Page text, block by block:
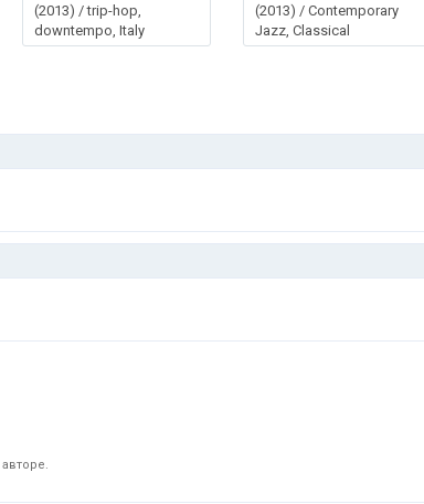
(2013) / trip-hop,
downtempo, Italy
(2013) / Contemporary
Jazz, Classical